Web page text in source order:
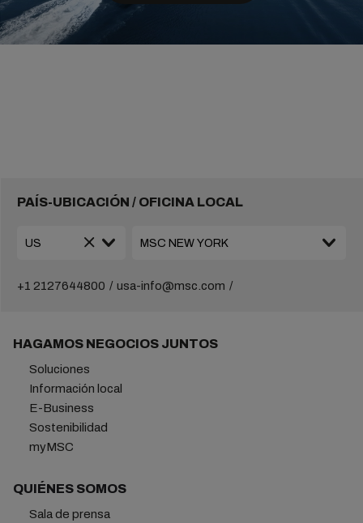
PAÍS-UBICACIÓN / OFICINA LOCAL
+1 2127644800 usa-info@msc.com
HAGAMOS NEGOCIOS JUNTOS
Soluciones
Información local
E-Business
Sostenibilidad
myMSC
QUIÉNES SOMOS
Sala de prensa